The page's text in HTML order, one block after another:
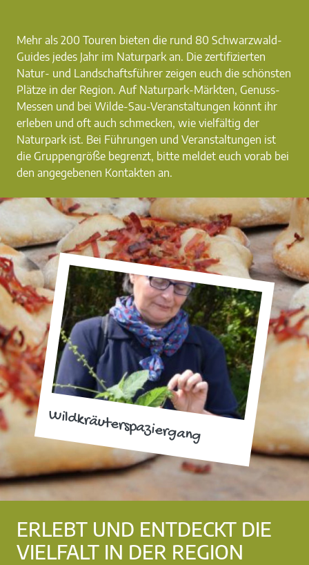
Wildkräuterspaziergang
Mehr als 200 Touren bieten die rund 80 Schwarzwald-
Guides jedes Jahr im Naturpark an. Die zertifizierten
Natur- und Landschaftsführer zeigen euch die schönsten
Plätze in der Region. Auf Naturpark-Märkten, Genuss-
Messen und bei Wilde-Sau-Veranstaltungen könnt ihr
erleben und oft auch schmecken, wie vielfältig der
Naturpark ist. Bei Führungen und Veranstaltungen ist
die Gruppengröße begrenzt, bitte meldet euch vorab bei
den angegebenen Kontakten an.
ERLEBT UND ENTDECKT DIE
VIELFALT IN DER REGION